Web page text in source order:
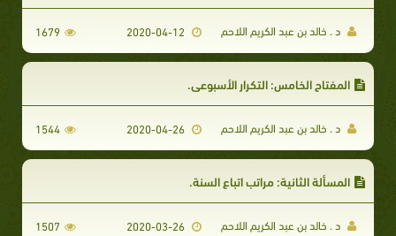
د . خالد بن عبد الكريم اللاحم 1679
المفتاح الخامس: التكرار الأسبوعي.
د . خالد بن عبد الكريم اللاحم 2020-04-26
1544
المسألة الثانية: مراتب اتباع السنة.
د . خالد بن عبد الكريم اللاحم 2020-03-26
1507